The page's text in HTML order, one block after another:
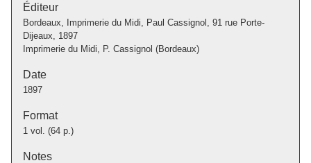
Éditeur
Bordeaux, Imprimerie du Midi, Paul Cassignol, 91 rue Porte-
Dijeaux, 1897
Imprimerie du Midi, P. Cassignol (Bordeaux)
Date
1897
Format
1 vol. (64 p.)
Notes